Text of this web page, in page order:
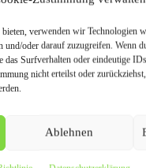
verwenden wir Technologien
und/oder darauf zuzugreifen. Wenn
Surfverhalten oder eindeutige
nicht erteilst oder
Ablehnen